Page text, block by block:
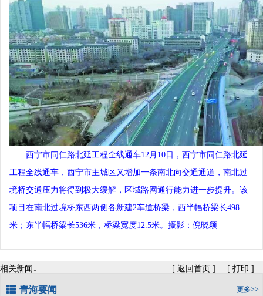
西宁市同仁路北延工程全线通车12月10日，西宁市同仁路北延
工程全线通车，西宁市主城区又增加一条南北向交通通道，南北过
境桥交通压力将得到极大缓解，区域路网通行能力进一步提升。该
项目在南北过境桥东西两侧各新建2车道桥梁，西半幅桥梁长498
米；东半幅桥梁长536米，桥梁宽度12.5米。摄影：倪晓颖
相关新闻↓ [ 返回首页 ] [ 打印 ]
青海要闻 更多>>